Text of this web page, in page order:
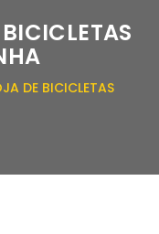
DE BICICLETAS